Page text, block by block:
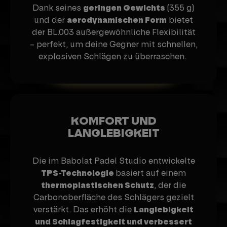
Dank seines geringen Gewichts (355 g)
und der aerodynamischen Form bietet
der BL.003 außergewöhnliche Flexibilität
– perfekt, um deine Gegner mit schnellen,
explosiven Schlägen zu überraschen.
KOMFORT UND
LANGLEBIGKEIT
Die im Babolat Padel Studio entwickelte
TPS-Technologie basiert auf einem
thermoplastischen Schutz, der die
Carbonoberfläche des Schlägers gezielt
verstärkt. Das erhöht die Langlebigkeit
und Schlagfestigkeit und verbessert